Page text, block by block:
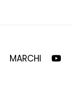
MARCHI